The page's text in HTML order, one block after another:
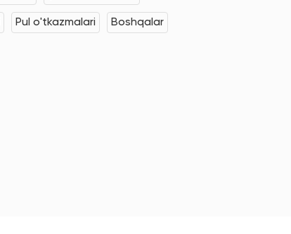
Pul o'tkazmalari Boshqalar